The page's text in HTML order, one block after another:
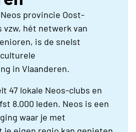
provincie Oost-
vzw, hét netwerk van
is de snelst
in Vlaanderen.
47 lokale Neos-clubs en
8.000 leden. Neos is een
waar je met